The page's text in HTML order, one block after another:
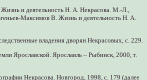
и деятельность Н. А. Некрасова. М.-Л.,
Максимов В. Жизнь и деятельность Н. А.
владения дворян Некрасовых, с. 229.
Ярославской. Ярославль – Рыбинск, 2000, т.
Некрасова. Новгород, 1998, с. 179 (далее